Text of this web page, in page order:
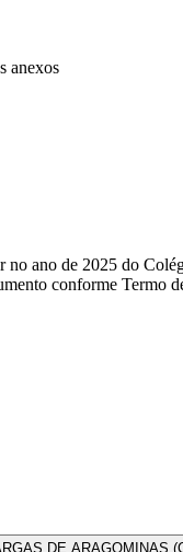
anexos
ano de 2025 do
conforme Termo
DE ARAGOMINAS